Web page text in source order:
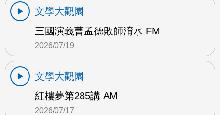
文學大觀園
三國演義曹孟德敗師淯水 FM
2026/07/19
文學大觀園
紅樓夢第285講 AM
2026/07/17